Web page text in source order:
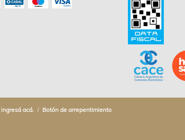
ingresá acá. / Botón de arrepentimiento